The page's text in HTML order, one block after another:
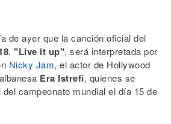
de ayer que la canción oficial del
, "Live it up", será interpretada por
Nicky Jam, el actor de Hollywood
Era Istrefi, quienes se
campeonato mundial el día 15 de